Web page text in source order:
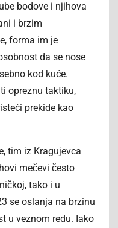
bodove i njihova
i brzim
forma im je
da se nose
kod kuće.
opreznu taktiku,
prekide kao
tim iz Kragujevca
mečevi često
tako i u
se oslanja na brzinu
u veznom redu. Iako